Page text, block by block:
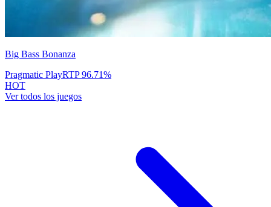
Big Bass Bonanza
Pragmatic PlayRTP96.71%
HOT
Ver todos los juegos